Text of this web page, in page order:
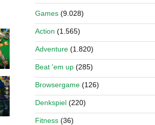
Games (9.028)
Action (1.565)
Adventure (1.820)
Beat 'em up (285)
Browsergame (126)
Denkspiel (220)
Fitness (36)